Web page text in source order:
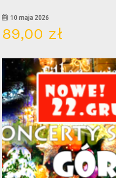
produktów w
Go To Shop
10 maja 2026
89,00 zł
22
gru